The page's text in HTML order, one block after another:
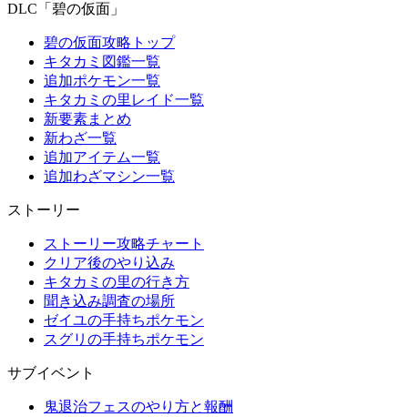
DLC「碧の仮面」
碧の仮面攻略トップ
キタカミ図鑑一覧
追加ポケモン一覧
キタカミの里レイド一覧
新要素まとめ
新わざ一覧
追加アイテム一覧
追加わざマシン一覧
ストーリー
ストーリー攻略チャート
クリア後のやり込み
キタカミの里の行き方
聞き込み調査の場所
ゼイユの手持ちポケモン
スグリの手持ちポケモン
サブイベント
鬼退治フェスのやり方と報酬